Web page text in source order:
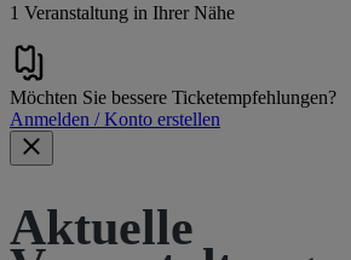
1 Veranstaltung in Ihrer Nähe
Möchten Sie bessere Ticketempfehlungen?
Anmelden / Konto erstellen
Aktuelle